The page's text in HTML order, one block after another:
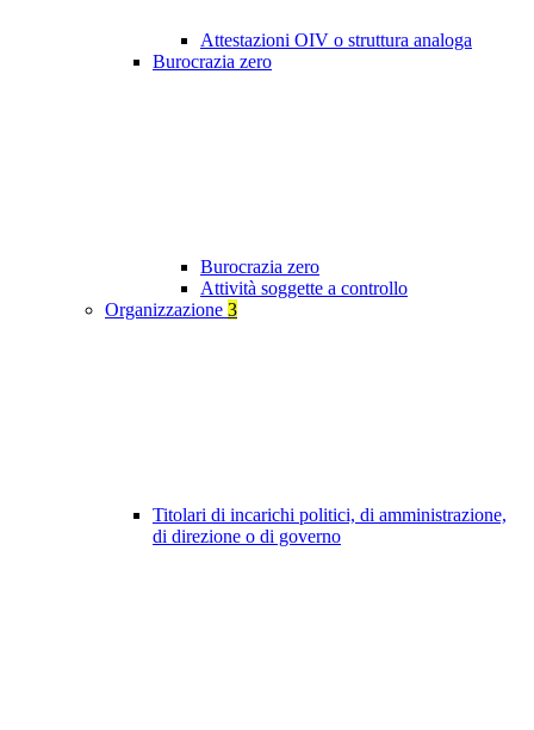
Attestazioni OIV o struttura analoga
Burocrazia zero
Burocrazia zero
Attività soggette a controllo
Organizzazione 3
Titolari di incarichi politici, di amministrazione,
di direzione o di governo